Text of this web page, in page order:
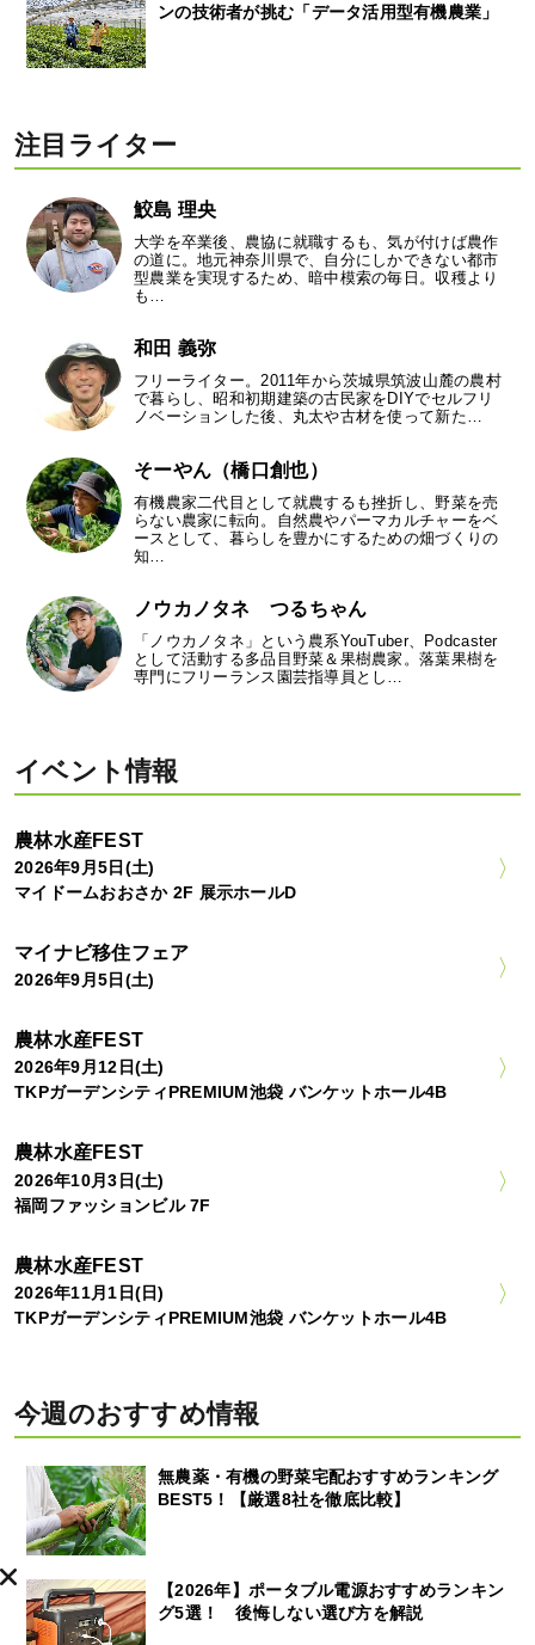
ンの技術者が挑む「データ活用型有機農業」
注目ライター
鮫島 理央
大学を卒業後、農協に就職するも、気が付けば農作
の道に。地元神奈川県で、自分にしかできない都市
型農業を実現するため、暗中模索の毎日。収穫より
も…
和田 義弥
フリーライター。2011年から茨城県筑波山麓の農村
で暮らし、昭和初期建築の古民家をDIYでセルフリ
ノベーションした後、丸太や古材を使って新た…
そーやん（橋口創也）
有機農家二代目として就農するも挫折し、野菜を売
らない農家に転向。自然農やパーマカルチャーをベ
ースとして、暮らしを豊かにするための畑づくりの
知…
ノウカノタネ つるちゃん
「ノウカノタネ」という農系YouTuber、Podcaster
として活動する多品目野菜＆果樹農家。落葉果樹を
専門にフリーランス園芸指導員とし…
イベント情報
農林水産FEST
2026年9月5日(土)
マイドームおおさか 2F 展示ホールD
マイナビ移住フェア
2026年9月5日(土)
農林水産FEST
2026年9月12日(土)
TKPガーデンシティPREMIUM池袋 バンケットホール4B
農林水産FEST
2026年10月3日(土)
福岡ファッションビル 7F
農林水産FEST
2026年11月1日(日)
TKPガーデンシティPREMIUM池袋 バンケットホール4B
今週のおすすめ情報
無農薬・有機の野菜宅配おすすめランキング
BEST5！【厳選8社を徹底比較】
【2026年】ポータブル電源おすすめランキン
グ5選！ 後悔しない選び方を解説